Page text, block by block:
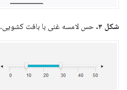
شکل ۳. حس لامسه غنی با بافت کشویی.